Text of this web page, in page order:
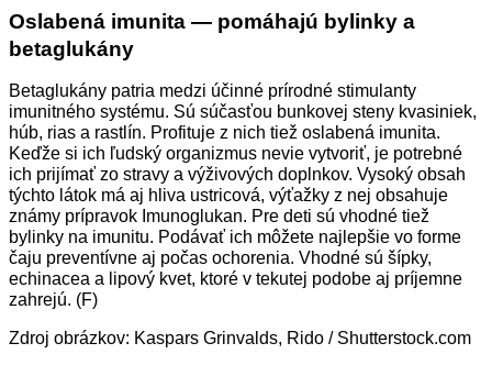
Oslabená imunita — pomáhajú bylinky a
betaglukány
Betaglukány patria medzi účinné prírodné stimulanty
imunitného systému. Sú súčasťou bunkovej steny kvasiniek,
húb, rias a rastlín. Profituje z nich tiež oslabená imunita.
Keďže si ich ľudský organizmus nevie vytvoriť, je potrebné
ich prijímať zo stravy a výživových doplnkov. Vysoký obsah
týchto látok má aj hliva ustricová, výťažky z nej obsahuje
známy prípravok Imunoglukan. Pre deti sú vhodné tiež
bylinky na imunitu. Podávať ich môžete najlepšie vo forme
čaju preventívne aj počas ochorenia. Vhodné sú šípky,
echinacea a lipový kvet, ktoré v tekutej podobe aj príjemne
zahrejú. (F)
Zdroj obrázkov: Kaspars Grinvalds, Rido / Shutterstock.com